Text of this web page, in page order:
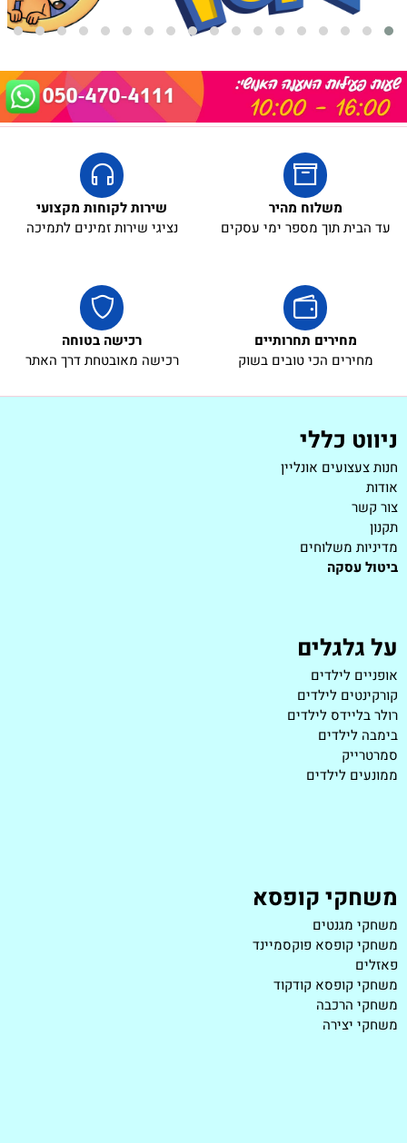
משלוח מהיר
עד הבית תוך מספר ימי עסקים
שירות לקוחות מקצועי
נציגי שירות זמינים לתמיכה
מחירים תחרותיים
מחירים הכי טובים בשוק
רכישה בטוחה
רכישה מאובטחת דרך האתר
ניווט כללי
חנות צעצועים אונליין
אודות
צור קשר
תקנון
מדיניות משלוחים
ביטול עסקה
על גלגלים
אופניים לילדים
קורקינטים לילדים
רולר בליידס לילדים
בימבה לילדים
סמרטרייק
ממונעים לילדים
משחקי קופסא
משחקי מגנטים
משחקי קופסא פוקסמיינד
פאזלים
משחקי קופסא קודקוד
משחקי הרכבה
משחקי יצירה